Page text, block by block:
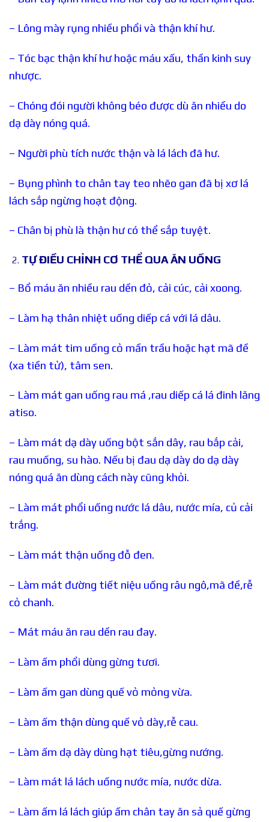
– Lông mày rụng nhiều phổi và thận khí hư.
– Tóc bạc thận khí hư hoặc máu xấu, thần kinh suy
nhược.
– Chóng đói người không béo được dù ăn nhiều do
dạ dày nóng quá.
– Người phù tích nước thận và lá lách đã hư.
– Bụng phình to chân tay teo nhẽo gan đã bị xơ lá
lách sắp ngừng hoạt động.
– Chân bị phù là thận hư có thể sắp tuyệt.
TỰ ĐIỀU CHỈNH CƠ THỂ QUA ĂN UỐNG
– Bổ máu ăn nhiều rau dền đỏ, cải cúc, cải xoong.
– Làm hạ thân nhiệt uống diếp cá với lá dâu.
– Làm mát tim uống cỏ mần trầu hoặc hạt mã đề
(xa tiền tử), tâm sen.
– Làm mát gan uống rau má ,rau diếp cá lá đinh lăng
atiso.
– Làm mát dạ dày uống bột sắn dây, rau bắp cải,
rau muống, su hào. Nếu bị đau dạ dày do dạ dày
nóng quá ăn dùng cách này cũng khỏi.
– Làm mát phổi uống nước lá dâu, nước mía, củ cải
trắng.
– Làm mát thận uống đỗ đen.
– Làm mát đường tiết niệu uống râu ngô,mã đề,rễ
cỏ chanh.
– Mát máu ăn rau dền rau đay.
– Làm ấm phổi dùng gừng tươi.
– Làm ấm gan dùng quế vỏ mỏng vừa.
– Làm ấm thận dùng quế vỏ dày,rễ cau.
– Làm ấm dạ dày dùng hạt tiêu,gừng nướng.
– Làm mát lá lách uống nước mía, nước dừa.
– Làm ấm lá lách giúp ấm chân tay ăn sả quế gừng